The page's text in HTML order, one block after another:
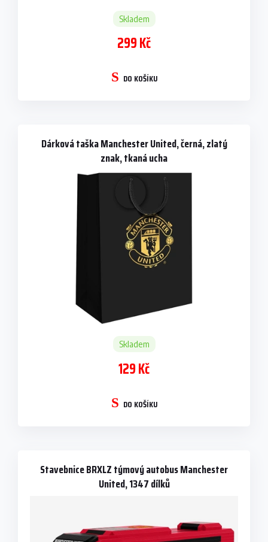
Skladem
299 Kč
DO KOŠÍKU
Dárková taška Manchester United, černá, zlatý
znak, tkaná ucha
Skladem
129 Kč
DO KOŠÍKU
Stavebnice BRXLZ týmový autobus Manchester
United, 1347 dílků